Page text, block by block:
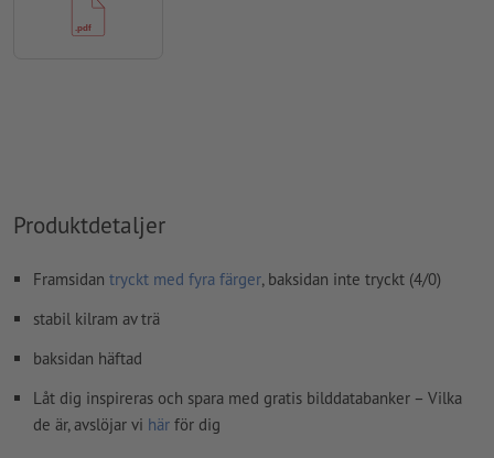
Produktdetaljer
Framsidan tryckt med fyra färger, baksidan inte tryckt (4/0)
stabil kilram av trä
baksidan häftad
Låt dig inspireras och spara med gratis bilddatabanker – Vilka
de är, avslöjar vi här för dig